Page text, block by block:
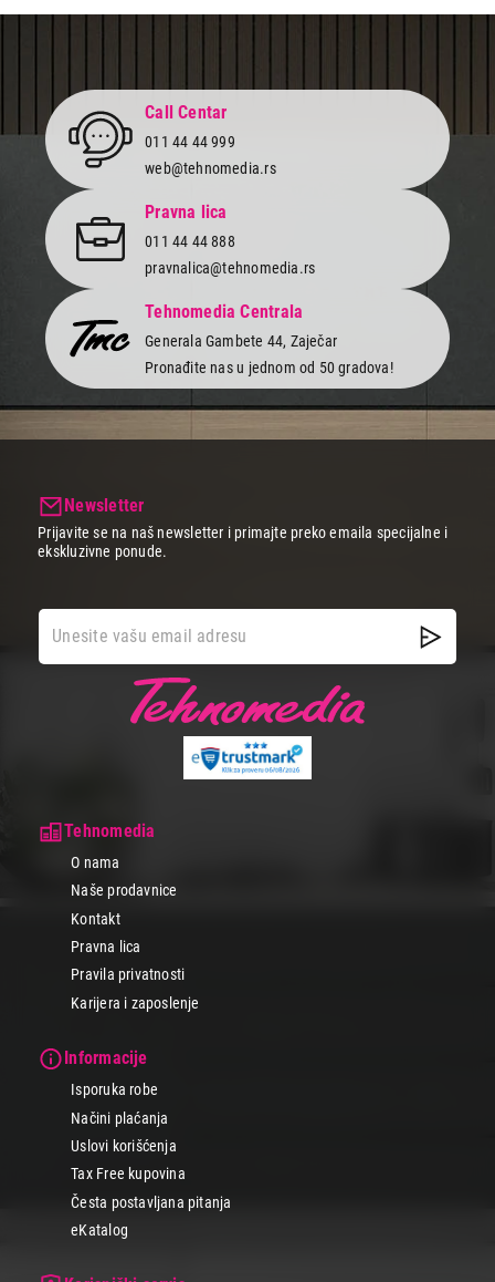
Call Centar
011 44 44 999
web@tehnomedia.rs
Pravna lica
011 44 44 888
pravnalica@tehnomedia.rs
Tehnomedia Centrala
Generala Gambete 44, Zaječar
Pronađite nas u jednom od 50 gradova!
Tehnomedia
O nama
Naše prodavnice
Kontakt
Pravna lica
Pravila privatnosti
Karijera i zaposlenje
Informacije
Isporuka robe
Načini plaćanja
Uslovi korišćenja
Tax Free kupovina
Česta postavljana pitanja
eKatalog
Newsletter
Prijavite se na naš newsletter i primajte preko emaila specijalne i
ekskluzivne ponude.